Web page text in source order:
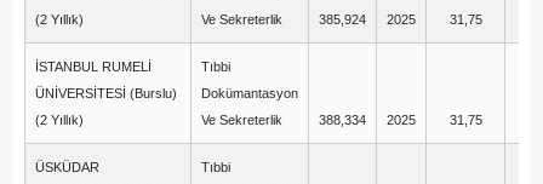
(2 Yıllık)
Ve Sekreterlik
385,924 2025 31,75
İSTANBUL RUMELİ
ÜNİVERSİTESİ (Burslu)
(2 Yıllık)
Tıbbi
Dokümantasyon
Ve Sekreterlik
388,334 2025 31,75
ÜSKÜDAR
Tıbbi